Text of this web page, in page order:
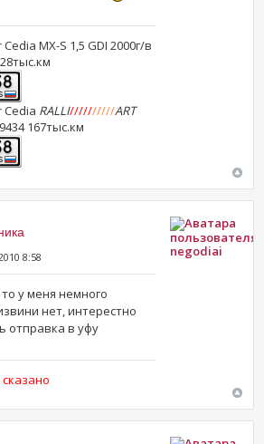
MX-S 1,5 GDI 2000г/в
Cedia RALLI//////////ART
167тыс.км
8:58
у меня немного
нет, интерестно
отправка в уфу
negodiai